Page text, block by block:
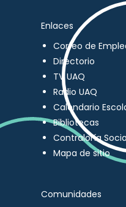
Enlaces
Correo de
Directorio
TV UAQ
Radio UAQ
Calendario
Bibliotecas
Contraloría
Mapa de sitio
Comunidades